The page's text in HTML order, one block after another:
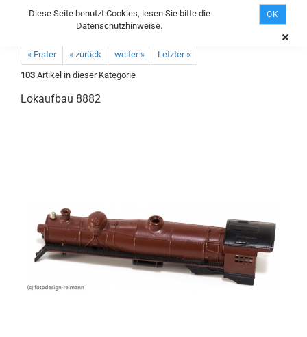
Diese Seite benutzt Cookies, lesen Sie bitte die
Datenschutzhinweise.
OK
« Erster « zurück weiter »
Letzter »
103 Artikel in dieser Kategorie
Lokaufbau 8882